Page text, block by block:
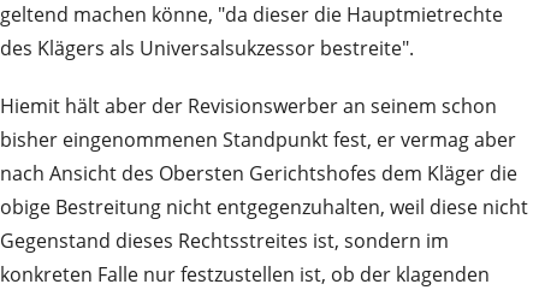
geltend machen könne, "da dieser die Hauptmietrechte
des Klägers als Universalsukzessor bestreite".
Hiemit hält aber der Revisionswerber an seinem schon
bisher eingenommenen Standpunkt fest, er vermag aber
nach Ansicht des Obersten Gerichtshofes dem Kläger die
obige Bestreitung nicht entgegenzuhalten, weil diese nicht
Gegenstand dieses Rechtsstreites ist, sondern im
konkreten Falle nur festzustellen ist, ob der klagenden